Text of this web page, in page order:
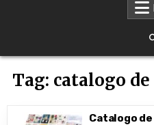
Tag: catalogo
Catalogo